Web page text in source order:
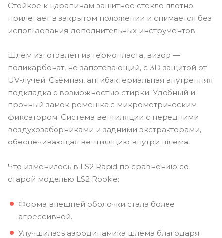
Стойкое к царапинам защитное стекло плотно
прилегает в закрытом положении и снимается без
использования дополнительных инструментов.
Шлем изготовлен из термопласта, визор —
поликарбонат, не запотевающий, с 3D защитой от
UV-лучей. Съёмная, антибактериальная внутренняя
подкладка с возможностью стирки. Удобный и
прочный замок ремешка с микрометрическим
фиксатором. Система вентиляции с передними
воздухозаборниками и задними экстракторами,
обеспечивающая вентиляцию внутри шлема.
Что изменилось в LS2 Rapid по сравнению со
старой моделью LS2 Rookie:
Форма внешней оболочки стала более
агрессивной.
Улучшилась аэродинамика шлема благодаря